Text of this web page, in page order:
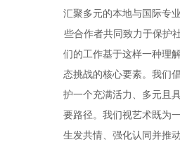
汇聚多元的本地与国际专
些合作者共同致力于保护
们的工作基于这样一种理
态挑战的核心要素。我们
护一个充满活力、多元且
要路径。我们视艺术既为
生发共情、强化认同并推